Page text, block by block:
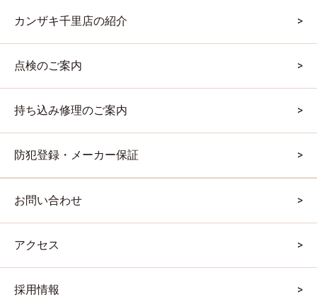
カンザキ千里店の紹介
点検のご案内
持ち込み修理のご案内
防犯登録・メーカー保証
お問い合わせ
アクセス
採用情報